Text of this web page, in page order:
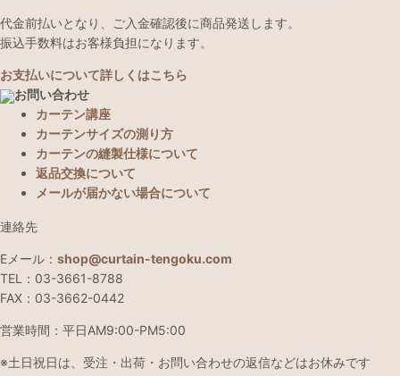
代金前払いとなり、ご入金確認後に商品発送します。
振込手数料はお客様負担になります。
お支払いについて詳しくはこちら
お問い合わせ
カーテン講座
カーテンサイズの測り方
カーテンの縫製仕様について
返品交換について
メールが届かない場合について
連絡先
Eメール： shop@curtain-tengoku.com
TEL：03-3661-8788
FAX：03-3662-0442
営業時間：平日AM9:00-PM5:00
※土日祝日は、受注・出荷・お問い合わせの返信などはお休みです